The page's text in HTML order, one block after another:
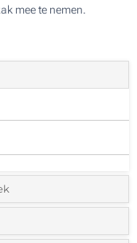
mee te nemen.
logo: